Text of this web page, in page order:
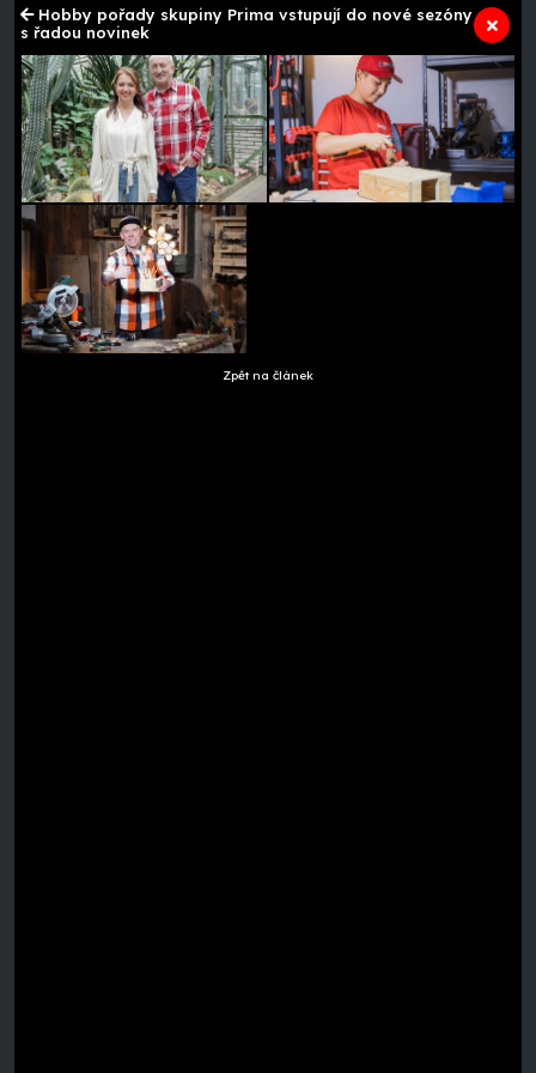
Hobby pořady skupiny Prima vstupují do nové sezóny
s řadou novinek
Zpět na článek